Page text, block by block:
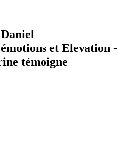
Daniel
et Elevation -
témoigne